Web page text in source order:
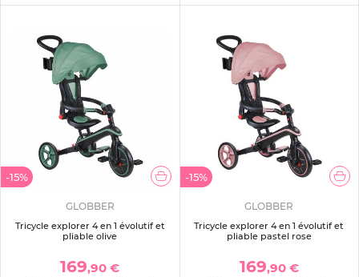
-15%
GLOBBER
Tricycle explorer 4 en 1 évolutif et
pliable olive
169,90 €
-15%
GLOBBER
Tricycle explorer 4 en 1 évolutif et
pliable pastel rose
169,90 €